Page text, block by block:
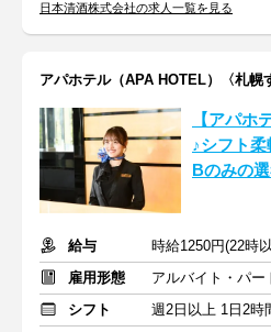
日本清酒株式会社の求人一覧を見る
アパホテル（APA HOTEL）〈札幌
【アパホ
♪シフト
Bのみの
給与
雇用形態
アルバイト・パー
シフト
週2日以上 1日2時